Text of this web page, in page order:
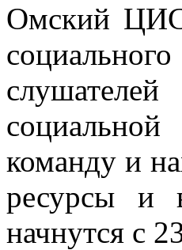
Омский
команду и
ресурсы и
начнутся с